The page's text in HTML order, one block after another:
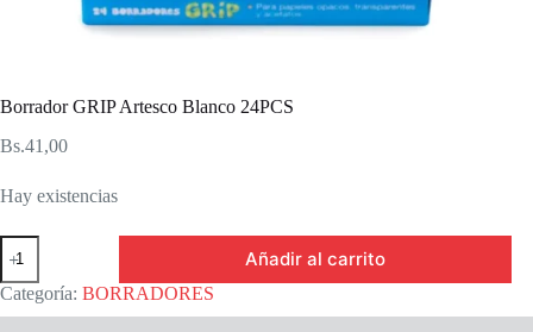
Borrador GRIP Artesco Blanco 24PCS
Bs.41,00
Hay existencias
Borrador
GRIP
Artesco
Blanco
Añadir al carrito
Categoría: BORRADORES